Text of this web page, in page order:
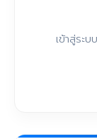
เข้าสู่ระ